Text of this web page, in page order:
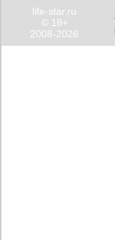
life-star.ru
© 18+
2008-2026